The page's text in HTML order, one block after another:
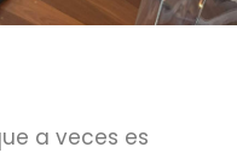
a veces es